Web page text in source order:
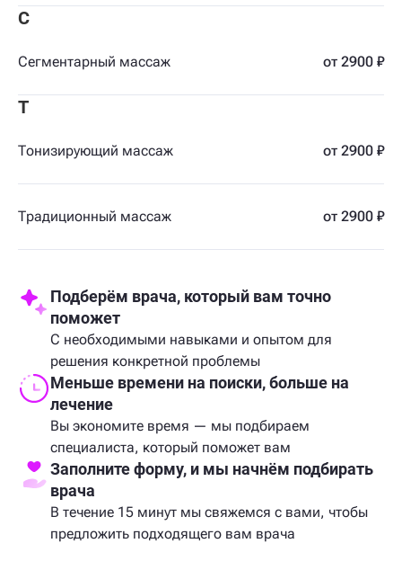
С
Сегментарный массаж от 2900 ₽
Т
Тонизирующий массаж от 2900 ₽
Традиционный массаж от 2900 ₽
Подберём врача, который вам точно
поможет
С необходимыми навыками и опытом для
решения конкретной проблемы
Меньше времени на поиски, больше на
лечение
Вы экономите время — мы подбираем
специалиста, который поможет вам
Заполните форму, и мы начнём подбирать
врача
В течение 15 минут мы свяжемся с вами, чтобы
предложить подходящего вам врача